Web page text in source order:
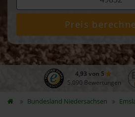
Preis
4,93 von 5
5.090 Bewertungen
Bundesland Niedersachsen